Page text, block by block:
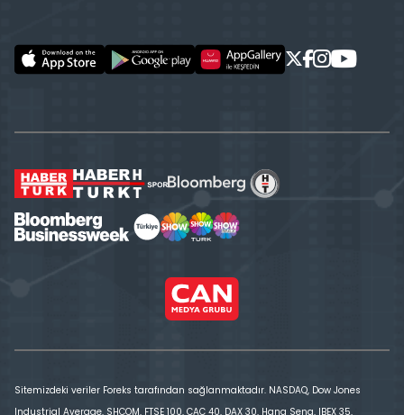
Sitemizdeki veriler Foreks tarafından sağlanmaktadır. NASDAQ, Dow Jones
Industrial Average, SHCOM, FTSE 100, CAC 40, DAX 30, Hang Seng, IBEX 35,